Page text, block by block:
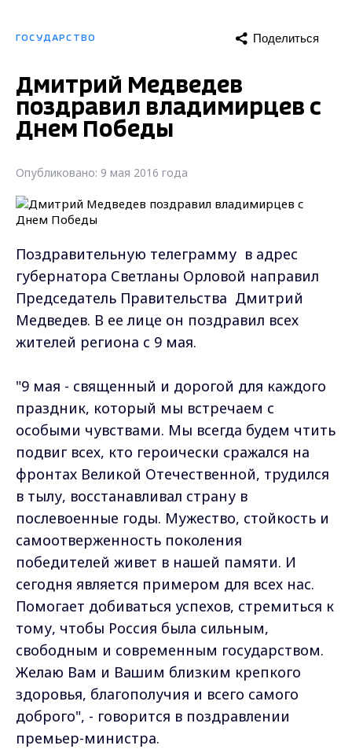
ГОСУДАРСТВО Поделиться
Дмитрий Медведев
поздравил владимирцев с
Днем Победы
Опубликовано: 9 мая 2016 года
Поздравительную телеграмму в адрес
губернатора Светланы Орловой направил
Председатель Правительства Дмитрий
Медведев. В ее лице он поздравил всех
жителей региона с 9 мая.
"9 мая - священный и дорогой для каждого
праздник, который мы встречаем с
особыми чувствами. Мы всегда будем чтить
подвиг всех, кто героически сражался на
фронтах Великой Отечественной, трудился
в тылу, восстанавливал страну в
послевоенные годы. Мужество, стойкость и
самоотверженность поколения
победителей живет в нашей памяти. И
сегодня является примером для всех нас.
Помогает добиваться успехов, стремиться к
тому, чтобы Россия была сильным,
свободным и современным государством.
Желаю Вам и Вашим близким крепкого
здоровья, благополучия и всего самого
доброго", - говорится в поздравлении
премьер-министра.